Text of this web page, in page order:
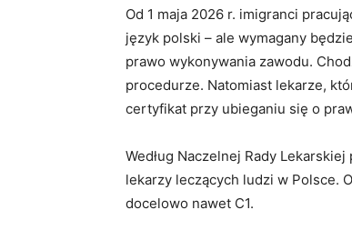
Od 1 maja 2026 r. imigranci
język polski – ale wymagany
prawo wykonywania zawodu.
procedurze. Natomiast lekarze,
certyfikat przy ubieganiu się o
Według Naczelnej Rady
lekarzy leczących ludzi w Polsce.
docelowo nawet C1.